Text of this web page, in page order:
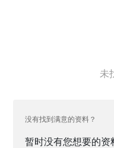
未
没有找到满意的资料？
暂时没有您想要的